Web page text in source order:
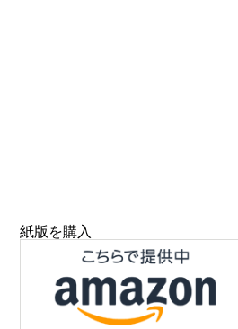
紙版を購入